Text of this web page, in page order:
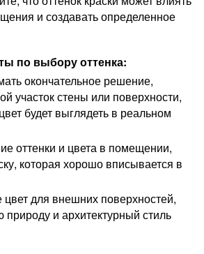
и создавать определенное
по выбору оттенка:
окончательное решение,
участок стены или поверхности,
будет выглядеть в реальном
оттенки и цвета в помещении,
которая хорошо вписывается в
для внешних поверхностей,
и архитектурный стиль